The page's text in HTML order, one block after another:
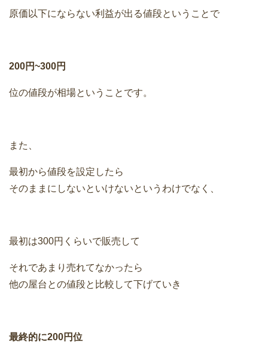
原価以下にならない利益が出る値段ということで
200円~300円
位の値段が相場ということです。
また、
最初から値段を設定したら
そのままにしないといけないというわけでなく、
最初は300円くらいで販売して
それであまり売れてなかったら
他の屋台との値段と比較して下げていき
最終的に200円位